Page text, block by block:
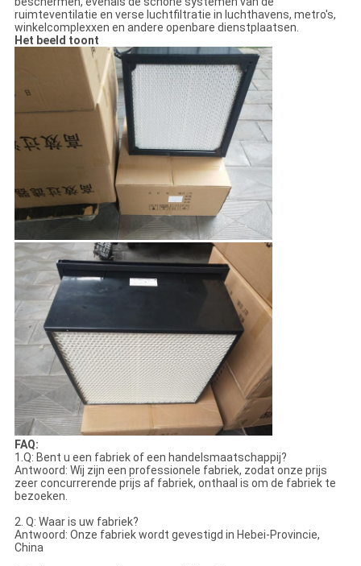
ruimteventilatie en verse luchtfiltratie in luchthavens, metro's,
winkelcomplexxen en andere openbare dienstplaatsen.
Het beeld toont
FAQ:
1.Q: Bent u een fabriek of een handelsmaatschappij?
Antwoord: Wij zijn een professionele fabriek, zodat onze prijs
zeer concurrerende prijs af fabriek, onthaal is om de fabriek te
bezoeken.
2. Q: Waar is uw fabriek?
Antwoord: Onze fabriek wordt gevestigd in Hebei-Provincie,
China